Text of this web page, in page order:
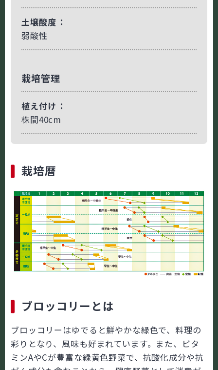
土壌酸度
弱酸性
栽培管理
植え付け
株間40cm
栽培暦
ブロッコリーとは
ブロッコリーはゆでると鮮やかな緑色で、料理の
彩りとなり、風味も好まれています。また、ビタ
ミンAやCが豊富な緑黄色野菜で、抗酸化成分や抗